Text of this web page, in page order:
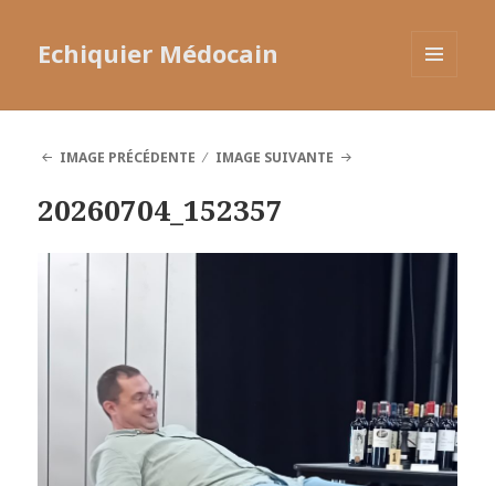
Echiquier Médocain
IMAGE PRÉCÉDENTE
IMAGE SUIVANTE
20260704_152357